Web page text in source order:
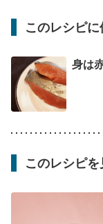
このレシピ
身は
このレシピ